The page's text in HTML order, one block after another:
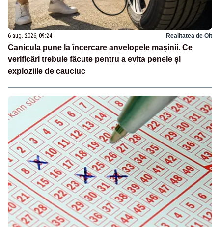
6 aug. 2026, 09:24 Realitatea de Olt
Canicula pune la încercare anvelopele mașinii. Ce
verificări trebuie făcute pentru a evita penele și
exploziile de cauciuc